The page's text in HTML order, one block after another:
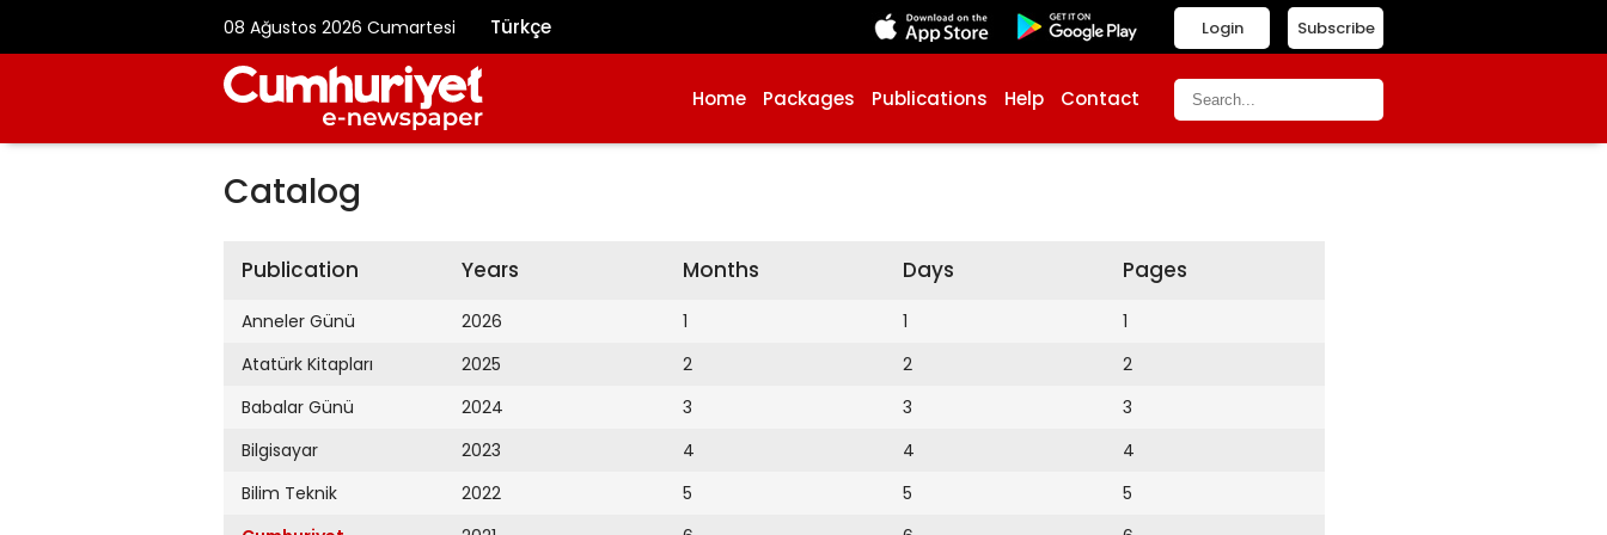
08 Ağustos 2026 Cumartesi Türkçe Subscribe
Login
Home Packages Publications Help Contact
Catalog
Publication
Anneler Günü
Atatürk Kitapları
Babalar Günü
Bilgisayar
Bilim Teknik
Years
2026
2025
2024
2023
2022
Months
1
2
3
4
5
Days
1
2
3
4
5
Pages
1
2
3
4
5